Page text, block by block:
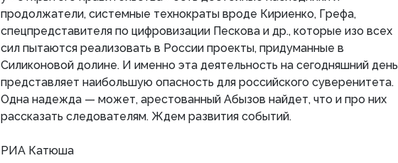
продолжатели, системные технократы вроде Кириенко, Грефа,
спецпредставителя по цифровизации Пескова и др., которые изо всех
сил пытаются реализовать в России проекты, придуманные в
Силиконовой долине. И именно эта деятельность на сегодняшний день
представляет наибольшую опасность для российского суверенитета.
Одна надежда — может, арестованный Абызов найдет, что и про них
рассказать следователям. Ждем развития событий.
РИА Катюша